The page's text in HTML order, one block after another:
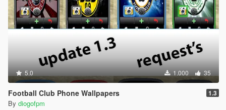
5.0 1.000 35
Football Club Phone Wallpapers 1.3
By diogofpm